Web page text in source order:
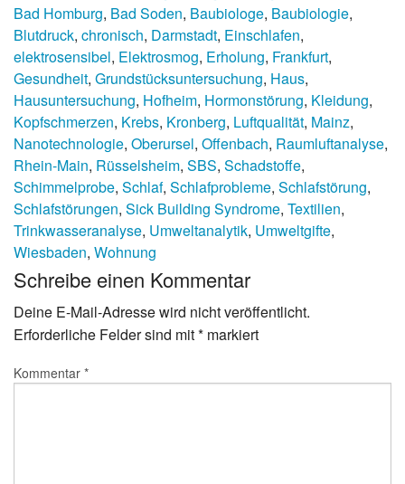
Bad Homburg, Bad Soden, Baubiologe, Baubiologie,
Blutdruck, chronisch, Darmstadt, Einschlafen,
elektrosensibel, Elektrosmog, Erholung, Frankfurt,
Gesundheit, Grundstücksuntersuchung, Haus,
Hausuntersuchung, Hofheim, Hormonstörung, Kleidung,
Kopfschmerzen, Krebs, Kronberg, Luftqualität, Mainz,
Nanotechnologie, Oberursel, Offenbach, Raumluftanalyse,
Rhein-Main, Rüsselsheim, SBS, Schadstoffe,
Schimmelprobe, Schlaf, Schlafprobleme, Schlafstörung,
Schlafstörungen, Sick Building Syndrome, Textilien,
Trinkwasseranalyse, Umweltanalytik, Umweltgifte,
Wiesbaden, Wohnung
Schreibe einen Kommentar
Deine E-Mail-Adresse wird nicht veröffentlicht.
Erforderliche Felder sind mit* markiert
Kommentar *